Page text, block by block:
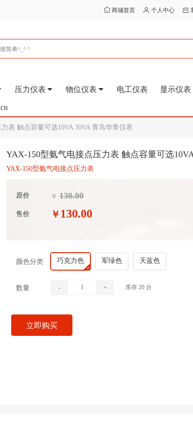
商城首页 个人中心
压力仪表 物位仪表 电工仪表 显示仪表
表 触点容量可选10VA 30VA 青岛华青仪表
YAX-150型氨气电接点压力表 触点容量可选
YAX-150型氨气电接点压力表
原价 ￥ 130.00
售价 ￥ 130.00
颜色分类 巧克力色 军绿色 天蓝色
数量 - + 库存 20 台
立即购买